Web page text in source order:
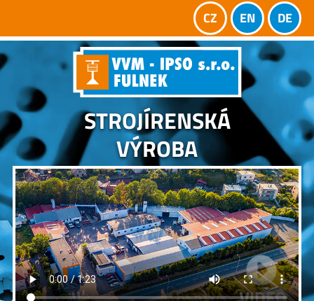
CZ EN DE
STROJÍRENSKÁ
VÝROBA